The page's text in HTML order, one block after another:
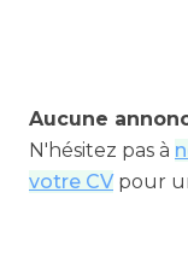
Aucune
N'hésitez pas à
votre CVpour